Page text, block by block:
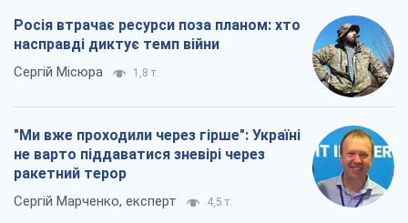
Росія втрачає ресурси поза планом: хто
насправді диктує темп війни
Сергій Місюра 1,8 т.
"Ми вже проходили через гірше": Україні
не варто піддаватися зневірі через
ракетний терор
Сергій Марченко, експерт 4,5 т.